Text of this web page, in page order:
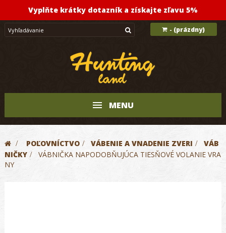
Vyplňte krátky dotazník a získajte zľavu 5%
- (prázdny)
MENU
> POĽOVNÍCTVO > VÁBENIE A VNADENIE ZVERI >
VÁB
NIČKY >
VÁBNIČKA NAPODOBŇUJÚCA TIESŇOVÉ VOLANIE VRA
NY